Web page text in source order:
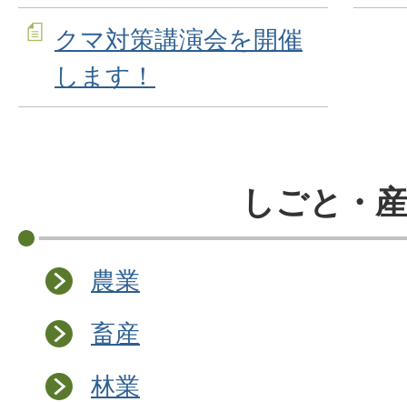
クマ対策講演会を開催
します！
しごと・
農業
畜産
林業